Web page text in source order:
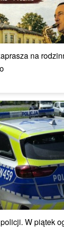
na
W piątek